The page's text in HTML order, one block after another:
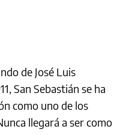
de José Luis
San Sebastián se ha
como uno de los
llegará a ser como